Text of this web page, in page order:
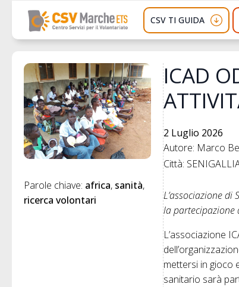
CSV TI GUIDA
Parole chiave: africa sanità
ricerca volontari
ICAD
2 Luglio 2026
Autore: Marco
Città:
L’associazione
la partecipazione
L’associazione
mettersi in gioco
sanitario sarà